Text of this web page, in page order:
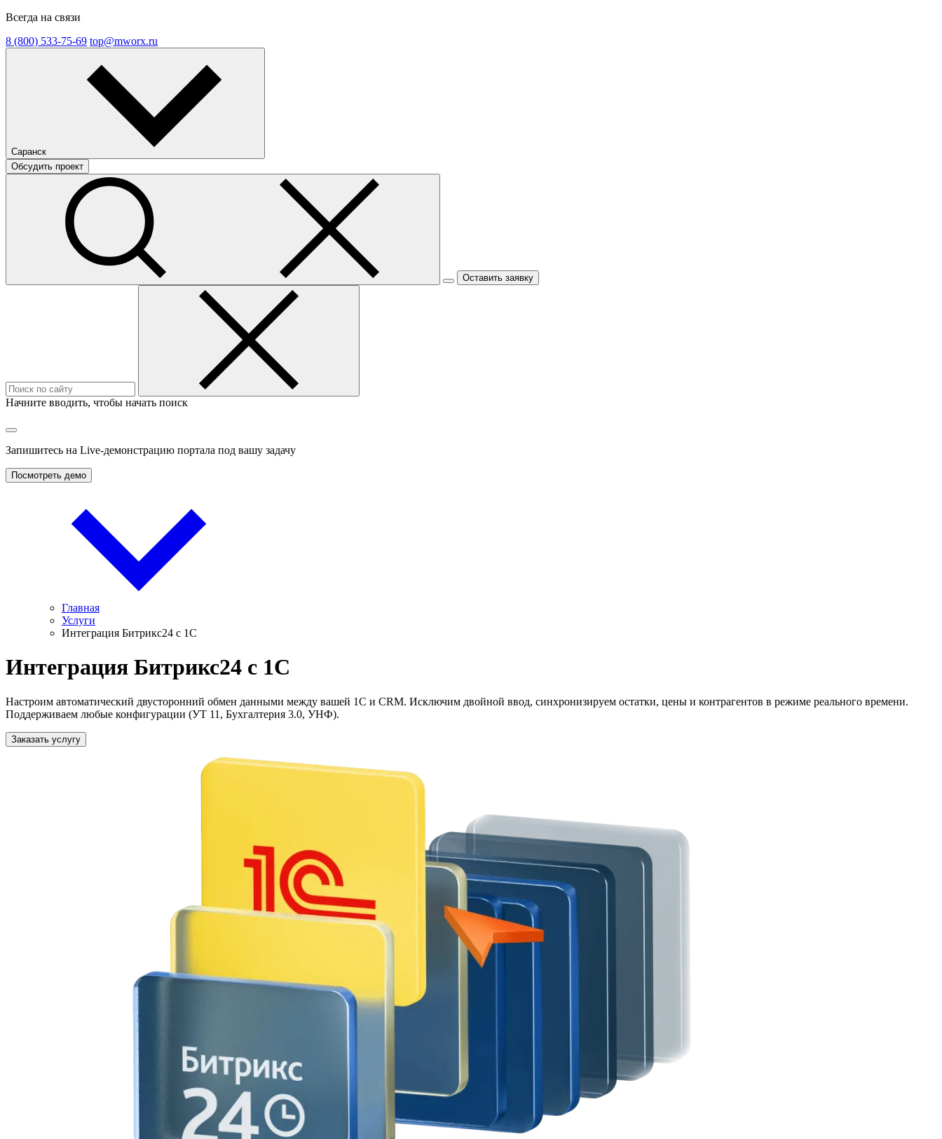
Всегда на связи
8 (800) 533-75-69 top@mworx.ru
Саранск
Обсудить проект
Оставить заявку
Начните вводить, чтобы начать поиск
Запишитесь на Live-демонстрацию портала под вашу задачу
Посмотреть демо
Главная
Услуги
Интеграция Битрикс24 с 1С
Интеграция Битрикс24 с 1С
Настроим автоматический двусторонний обмен данными между вашей 1С и CRM. Исключим двойной ввод, синхронизируем остатки, цены и контрагентов в режиме реального времени.
Поддерживаем любые конфигурации (УТ 11, Бухгалтерия 3.0, УНФ).
Заказать услугу